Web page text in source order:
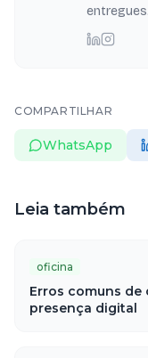
entregues.
COMPARTILHAR
WhatsApp
Leia também
oficina
Erros comuns
presença digital